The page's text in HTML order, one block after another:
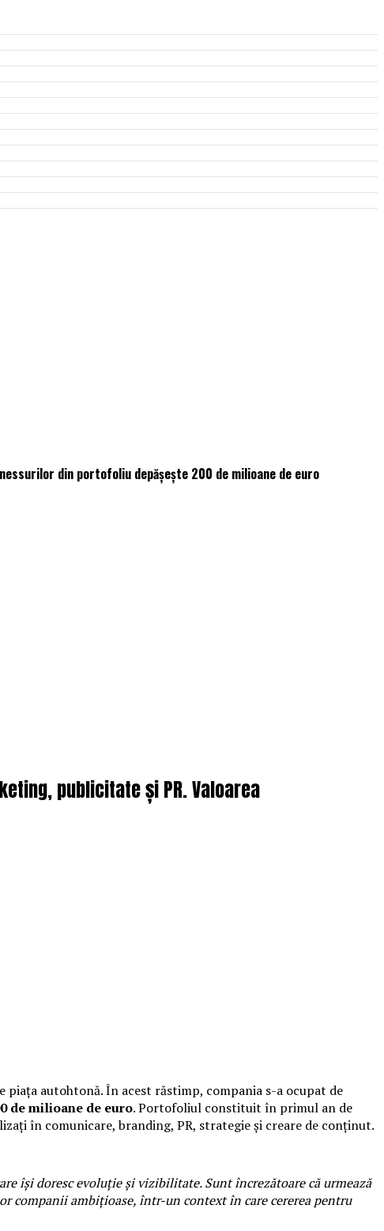
din portofoliu depășește 200 de milioane de euro
publicitate și PR. Valoarea
autohtonă. În acest răstimp, compania s-a ocupat de
de milioane de euro. Portofoliul constituit în primul an de
în comunicare, branding, PR, strategie și creare de conținut.
își doresc evoluție și vizibilitate. Sunt încrezătoare că urmează
companii ambițioase, într-un context în care cererea pentru